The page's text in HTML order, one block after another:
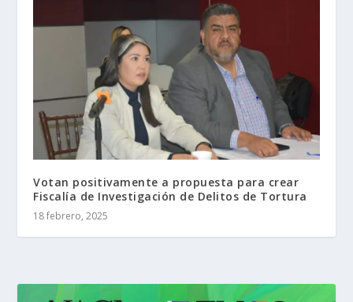
Votan positivamente a propuesta para crear
Fiscalía de Investigación de Delitos de Tortura
18 febrero, 2025